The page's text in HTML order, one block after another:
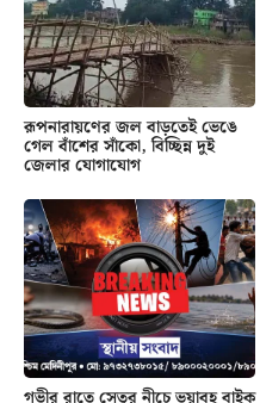
রূপনারায়ণের জল বাড়তেই ভেঙে
গেল বাঁশের সাঁকো, বিচ্ছিন্ন দুই
জেলার যোগাযোগ